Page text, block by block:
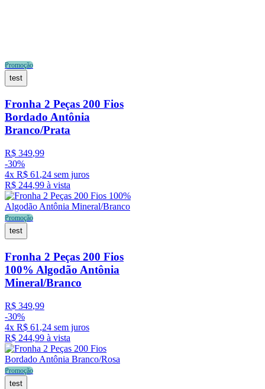
Promoção
test
Fronha 2 Peças 200 Fios
Bordado Antônia
Branco/Prata
R$ 349,99
-30%
4x R$ 61 ,24 sem juros
R$ 244,99 à vista
Promoção
test
Fronha 2 Peças 200 Fios
100% Algodão Antônia
Mineral/Branco
R$ 349,99
-30%
4x R$ 61 ,24 sem juros
R$ 244,99 à vista
Promoção
test